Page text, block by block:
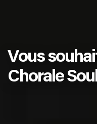
Vous
Chorale